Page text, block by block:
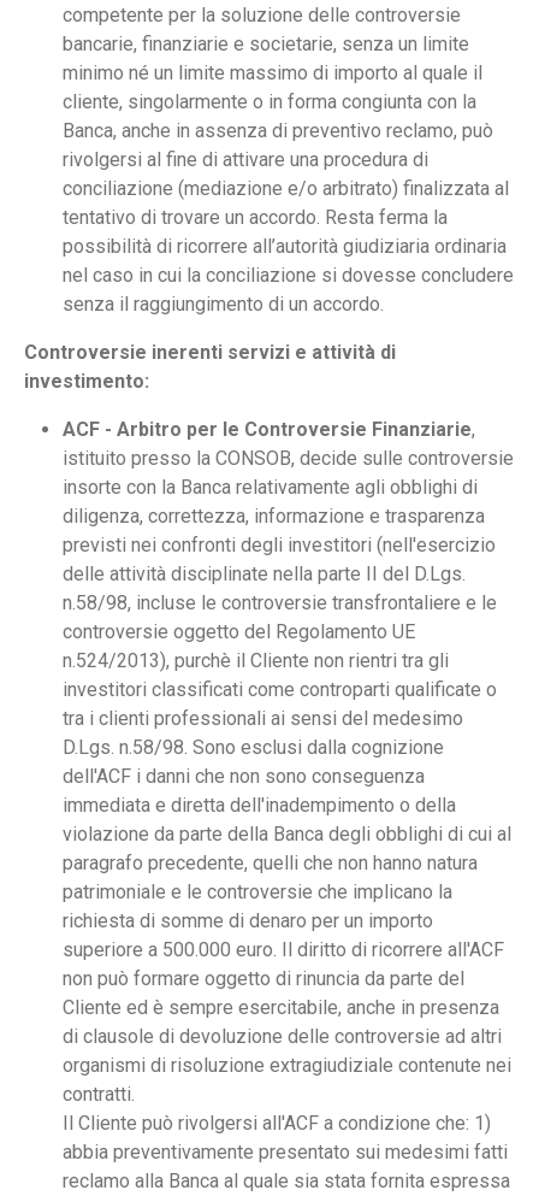
competente per la soluzione delle controversie
bancarie, finanziarie e societarie, senza un limite
minimo né un limite massimo di importo al quale il
cliente, singolarmente o in forma congiunta con la
Banca, anche in assenza di preventivo reclamo, può
rivolgersi al fine di attivare una procedura di
conciliazione (mediazione e/o arbitrato) finalizzata al
tentativo di trovare un accordo. Resta ferma la
possibilità di ricorrere all’autorità giudiziaria ordinaria
nel caso in cui la conciliazione si dovesse concludere
senza il raggiungimento di un accordo.
Controversie inerenti servizi e attività di
investimento:
ACF - Arbitro per le Controversie Finanziarie,
istituito presso la CONSOB, decide sulle controversie
insorte con la Banca relativamente agli obblighi di
diligenza, correttezza, informazione e trasparenza
previsti nei confronti degli investitori (nell'esercizio
delle attività disciplinate nella parte II del D.Lgs.
n.58/98, incluse le controversie transfrontaliere e le
controversie oggetto del Regolamento UE
n.524/2013), purchè il Cliente non rientri tra gli
investitori classificati come controparti qualificate o
tra i clienti professionali ai sensi del medesimo
D.Lgs. n.58/98. Sono esclusi dalla cognizione
dell'ACF i danni che non sono conseguenza
immediata e diretta dell'inadempimento o della
violazione da parte della Banca degli obblighi di cui al
paragrafo precedente, quelli che non hanno natura
patrimoniale e le controversie che implicano la
richiesta di somme di denaro per un importo
superiore a 500.000 euro. Il diritto di ricorrere all'ACF
non può formare oggetto di rinuncia da parte del
Cliente ed è sempre esercitabile, anche in presenza
di clausole di devoluzione delle controversie ad altri
organismi di risoluzione extragiudiziale contenute nei
contratti.
Il Cliente può rivolgersi all'ACF a condizione che: 1)
abbia preventivamente presentato sui medesimi fatti
reclamo alla Banca al quale sia stata fornita espressa